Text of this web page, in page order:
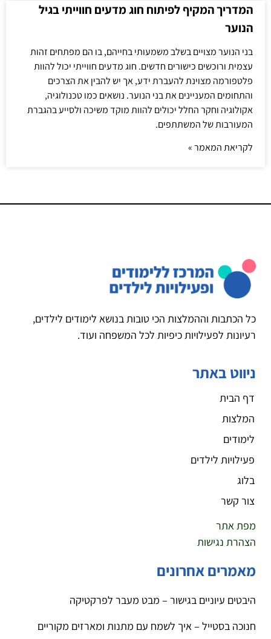
המדריך המקיף לפיתוח חוג מדעים חווייתי בגיל
הנוער
בני הנוער מצויים בשלב משמעותי בחייהם, בו הם מפתחים זהות
עצמית ורוכשים כישורים חדשים. חוג מדעים חווייתי יכול להוות
פלטפורמה מצוינת להעברת ידע, אך יש להבין את הצרכים
והתחומים המעניינים את בני הנוער. נושאים כמו טכנולוגיה,
אקולוגיה וחקר החלל יכולים להוות מוקד משיכה ולסייע בהגברת
המעורבות של המשתתפים.
לקריאת המאמר »
כל הכתבות וההמלצות הכי טובות בנושא לימודים לילדים,
רעיונות לפעילויות כיפיות לכל המשפחה ועוד.
ניווט באתר
דף הבית
המלצות
לימודים
פעילויות לילדים
בלוג
צור קשר
מפת אתר
הצהרת נגישות
מאמרים אחרונים
היבטים עיוניים בגישור – מבט מעבר לפרקטיקה
חנוכה בסטייל – איך לשמח עם מתנות ומארזים מקוריים